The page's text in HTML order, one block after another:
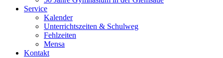
Service
Kalender
Unterrichtszeiten & Schulweg
Fehlzeiten
Mensa
Kontakt